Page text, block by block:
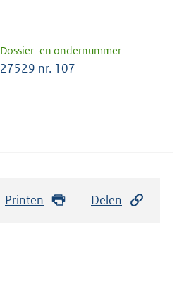
Dossier- en ondernummer
27529 nr. 107
Printen Delen